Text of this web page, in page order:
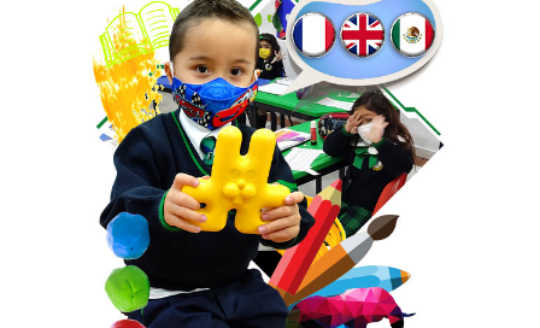
-- PRIMARIA
-- SECUNDARIA
EDUCACIÓN TRILINGÜE
MODELO EDUCATIVO
ADMISIONES
CONTACTO